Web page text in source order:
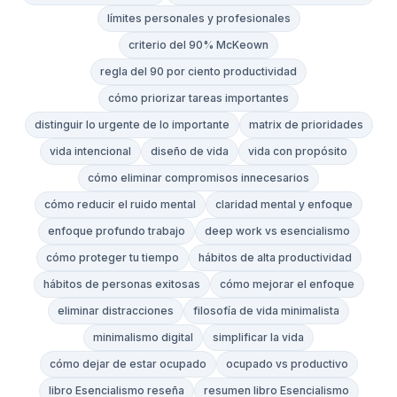
límites personales y profesionales
criterio del 90% McKeown
regla del 90 por ciento productividad
cómo priorizar tareas importantes
distinguir lo urgente de lo importante
matrix de prioridades
vida intencional
diseño de vida
vida con propósito
cómo eliminar compromisos innecesarios
cómo reducir el ruido mental
claridad mental y enfoque
enfoque profundo trabajo
deep work vs esencialismo
cómo proteger tu tiempo
hábitos de alta productividad
hábitos de personas exitosas
cómo mejorar el enfoque
eliminar distracciones
filosofía de vida minimalista
minimalismo digital
simplificar la vida
cómo dejar de estar ocupado
ocupado vs productivo
libro Esencialismo reseña
resumen libro Esencialismo